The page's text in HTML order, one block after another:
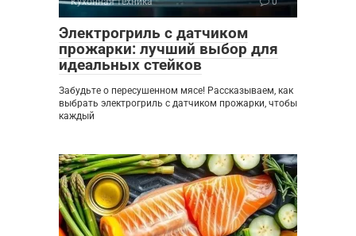
Электрогриль с датчиком
прожарки: лучший выбор для
идеальных стейков
Забудьте о пересушенном мясе! Рассказываем, как
выбрать электрогриль с датчиком прожарки, чтобы
каждый